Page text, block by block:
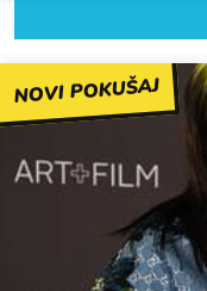
NOVI POKUŠAJ